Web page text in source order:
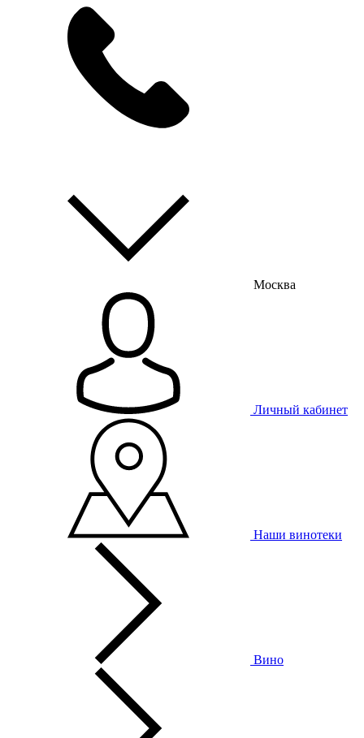
Москва
Личный кабинет
Наши винотеки
Вино